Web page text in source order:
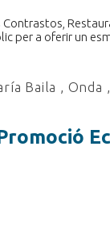
per a oferir un
Baila , Onda ,